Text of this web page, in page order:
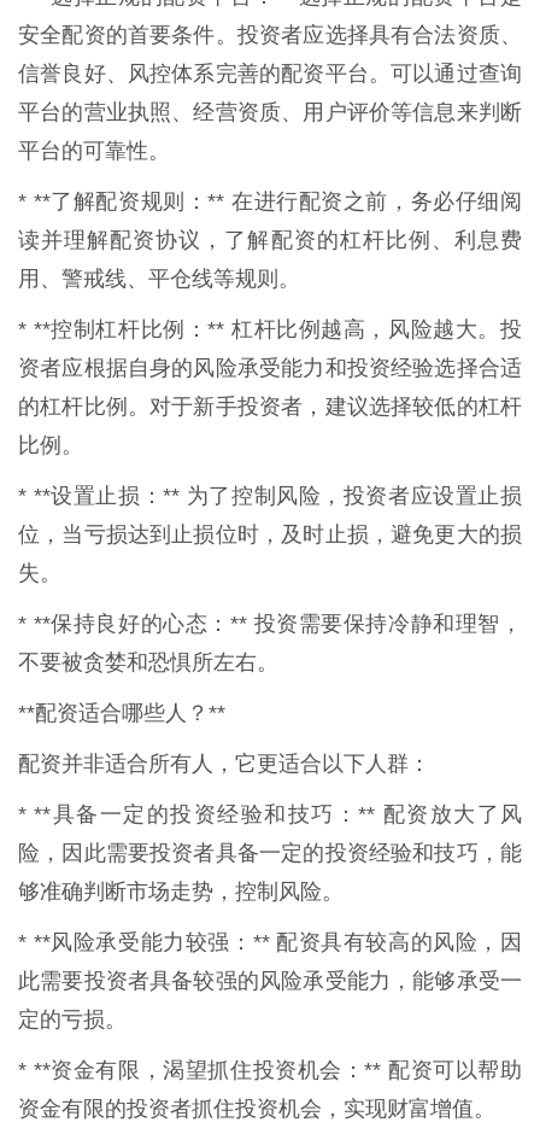
安全配资的首要条件。投资者应选择具有合法资质、
信誉良好、风控体系完善的配资平台。可以通过查询
平台的营业执照、经营资质、用户评价等信息来判断
平台的可靠性。
* **了解配资规则：** 在进行配资之前，务必仔细阅
读并理解配资协议，了解配资的杠杆比例、利息费
用、警戒线、平仓线等规则。
* **控制杠杆比例：** 杠杆比例越高，风险越大。投
资者应根据自身的风险承受能力和投资经验选择合适
的杠杆比例。对于新手投资者，建议选择较低的杠杆
比例。
* **设置止损：** 为了控制风险，投资者应设置止损
位，当亏损达到止损位时，及时止损，避免更大的损
失。
* **保持良好的心态：** 投资需要保持冷静和理智，
不要被贪婪和恐惧所左右。
**配资适合哪些人？**
配资并非适合所有人，它更适合以下人群：
* **具备一定的投资经验和技巧：** 配资放大了风
险，因此需要投资者具备一定的投资经验和技巧，能
够准确判断市场走势，控制风险。
* **风险承受能力较强：** 配资具有较高的风险，因
此需要投资者具备较强的风险承受能力，能够承受一
定的亏损。
* **资金有限，渴望抓住投资机会：** 配资可以帮助
资金有限的投资者抓住投资机会，实现财富增值。